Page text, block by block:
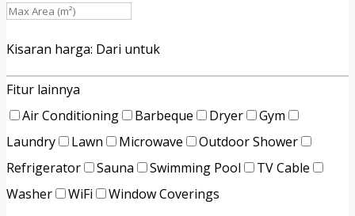
Kisaran harga: Dari untuk
Fitur lainnya
Air Conditioning
Barbeque Dryer
Gym
Laundry
Lawn Microwave
Outdoor Shower
Refrigerator
Sauna Swimming Pool
TV Cable
Washer
WiFi Window Coverings